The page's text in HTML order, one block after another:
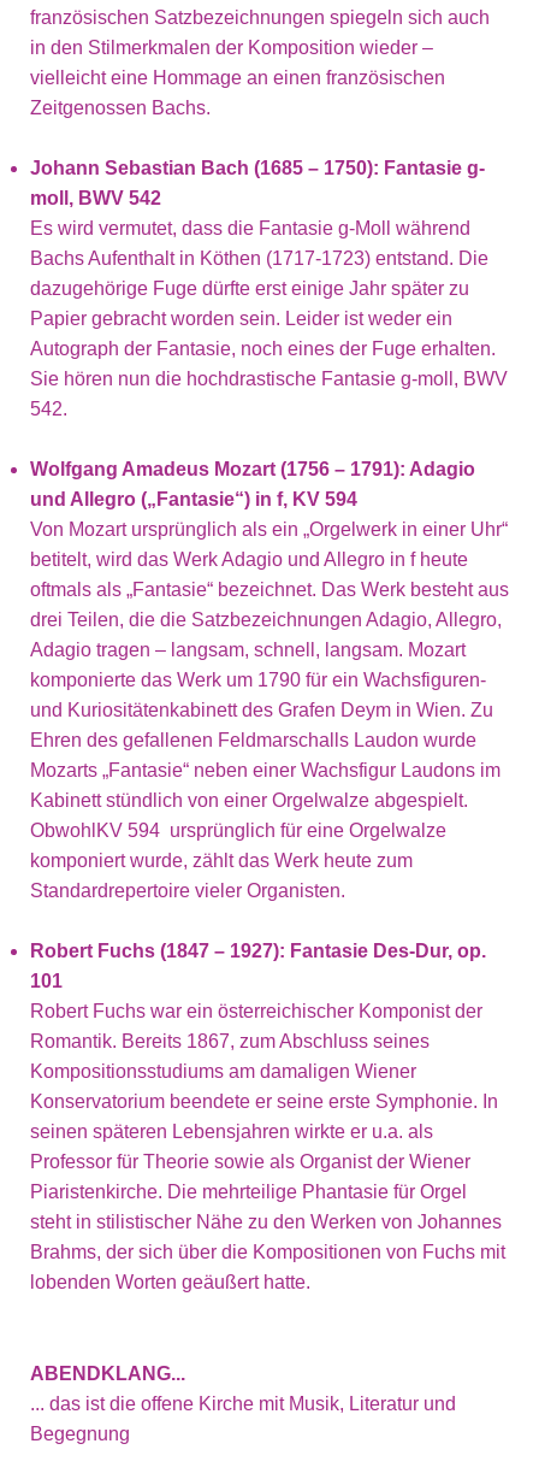
französischen Satzbezeichnungen spiegeln sich auch
in den Stilmerkmalen der Komposition wieder –
vielleicht eine Hommage an einen französischen
Zeitgenossen Bachs.
Johann Sebastian Bach (1685 – 1750): Fantasie g-
moll, BWV 542
Es wird vermutet, dass die Fantasie g-Moll während
Bachs Aufenthalt in Köthen (1717-1723) entstand. Die
dazugehörige Fuge dürfte erst einige Jahr später zu
Papier gebracht worden sein. Leider ist weder ein
Autograph der Fantasie, noch eines der Fuge erhalten.
Sie hören nun die hochdrastische Fantasie g-moll, BWV
542.
Wolfgang Amadeus Mozart (1756 – 1791): Adagio
und Allegro („Fantasie“) in f, KV 594
Von Mozart ursprünglich als ein „Orgelwerk in einer Uhr“
betitelt, wird das Werk Adagio und Allegro in f heute
oftmals als „Fantasie“ bezeichnet. Das Werk besteht aus
drei Teilen, die die Satzbezeichnungen Adagio, Allegro,
Adagio tragen – langsam, schnell, langsam. Mozart
komponierte das Werk um 1790 für ein Wachsfiguren-
und Kuriositätenkabinett des Grafen Deym in Wien. Zu
Ehren des gefallenen Feldmarschalls Laudon wurde
Mozarts „Fantasie“ neben einer Wachsfigur Laudons im
Kabinett stündlich von einer Orgelwalze abgespielt.
ObwohlKV 594 ursprünglich für eine Orgelwalze
komponiert wurde, zählt das Werk heute zum
Standardrepertoire vieler Organisten.
Robert Fuchs (1847 – 1927): Fantasie Des-Dur, op.
101
Robert Fuchs war ein österreichischer Komponist der
Romantik. Bereits 1867, zum Abschluss seines
Kompositionsstudiums am damaligen Wiener
Konservatorium beendete er seine erste Symphonie. In
seinen späteren Lebensjahren wirkte er u.a. als
Professor für Theorie sowie als Organist der Wiener
Piaristenkirche. Die mehrteilige Phantasie für Orgel
steht in stilistischer Nähe zu den Werken von Johannes
Brahms, der sich über die Kompositionen von Fuchs mit
lobenden Worten geäußert hatte.
ABENDKLANG...
... das ist die offene Kirche mit Musik, Literatur und
Begegnung